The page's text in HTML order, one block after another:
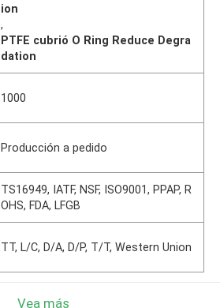
ion
,
PTFE cubrió O Ring Reduce Degra
dation
1000
Producción a pedido
TS16949, IATF, NSF, ISO9001, PPAP, R
OHS, FDA, LFGB
TT, L/C, D/A, D/P, T/T, Western Union
Vea más